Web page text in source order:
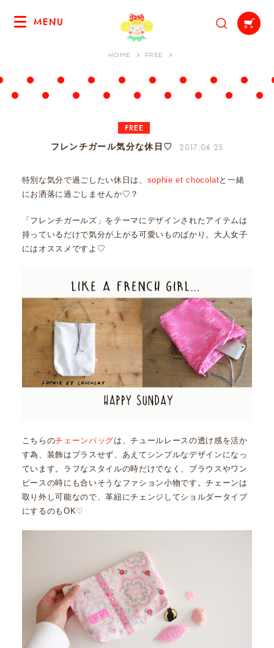
MENU
HOME FREE
FREE
フレンチガール気分な休日♡ 2017.06.25
特別な気分で過ごしたい休日は、 sophie et chocolatと一緒
にお洒落に過ごしませんか♡？
「フレンチガールズ」をテーマにデザインされたアイテムは
持っているだけで気分が上がる可愛いものばかり。大人女子
にはオススメですよ♡
こちらのチェーンバッグは、チュールレースの透け感を活か
す為、装飾はプラスせず、あえてシンプルなデザインになっ
ています。ラフなスタイルの時だけでなく、ブラウスやワン
ピースの時にも合いそうなファション小物です。チェーンは
取り外し可能なので、革紐にチェンジしてショルダータイプ
にするのもOK♡